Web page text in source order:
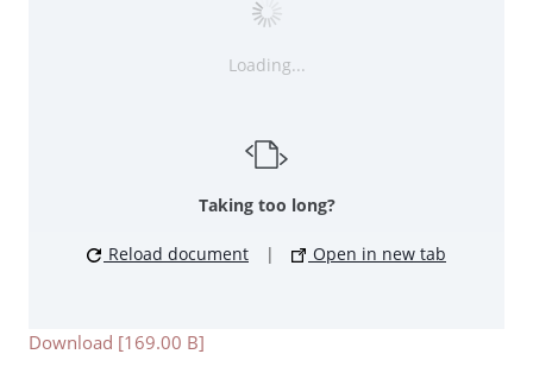
Loading...
Taking too long?
Reload document | Open in new tab
Download [169.00 B]